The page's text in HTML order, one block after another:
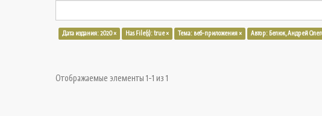
Дата издания: 2020 × Has File(s): true × Тема: веб-приложения × Автор: Белюк, Андрей
Отображаемые элементы 1-1 из 1